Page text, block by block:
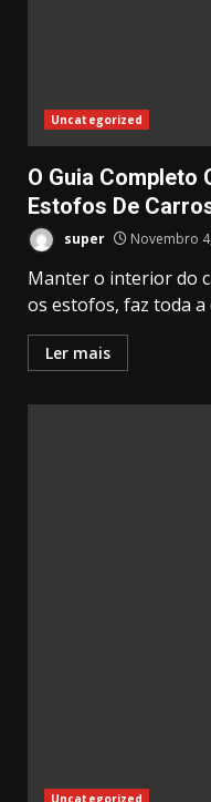
Uncategorized
O Guia Completo
Estofos De
super Novembro
Manter o interior do
os estofos, faz toda a
Ler mais
Uncategorized